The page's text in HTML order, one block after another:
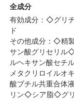
全成分
有効成分：◇グリ
ド
その他成分：◇精
サン酸グリセリル
ルヘキサン酸セチ
メタクリロイルオ
酸ブチル共重合体
リン◇シア脂◇グ